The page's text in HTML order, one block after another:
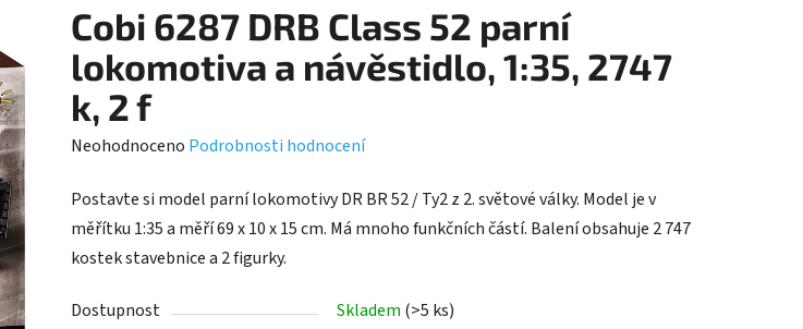
Cobi 6287 DRB Class 52 parní
lokomotiva a návěstidlo, 1:35, 2747
k, 2 f
Průměrné
produktu
je
0,0
5
Neohodnoceno Podrobnosti hodnocení
Postavte si model parní lokomotivy DR BR 52 / Ty2 z 2. světové války. Model je v
měřítku 1:35 a měří 69 x 10 x 15 cm. Má mnoho funkčních částí. Balení obsahuje 2 747
kostek stavebnice a 2 figurky.
Dostupnost Skladem (>5 ks)